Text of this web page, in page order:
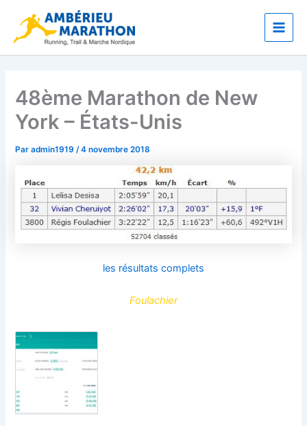
contenu
Main
48ème Marathon de New
York – États-Unis
Paradmin1919/4 novembre 2018
les résultats complets
Foulachier